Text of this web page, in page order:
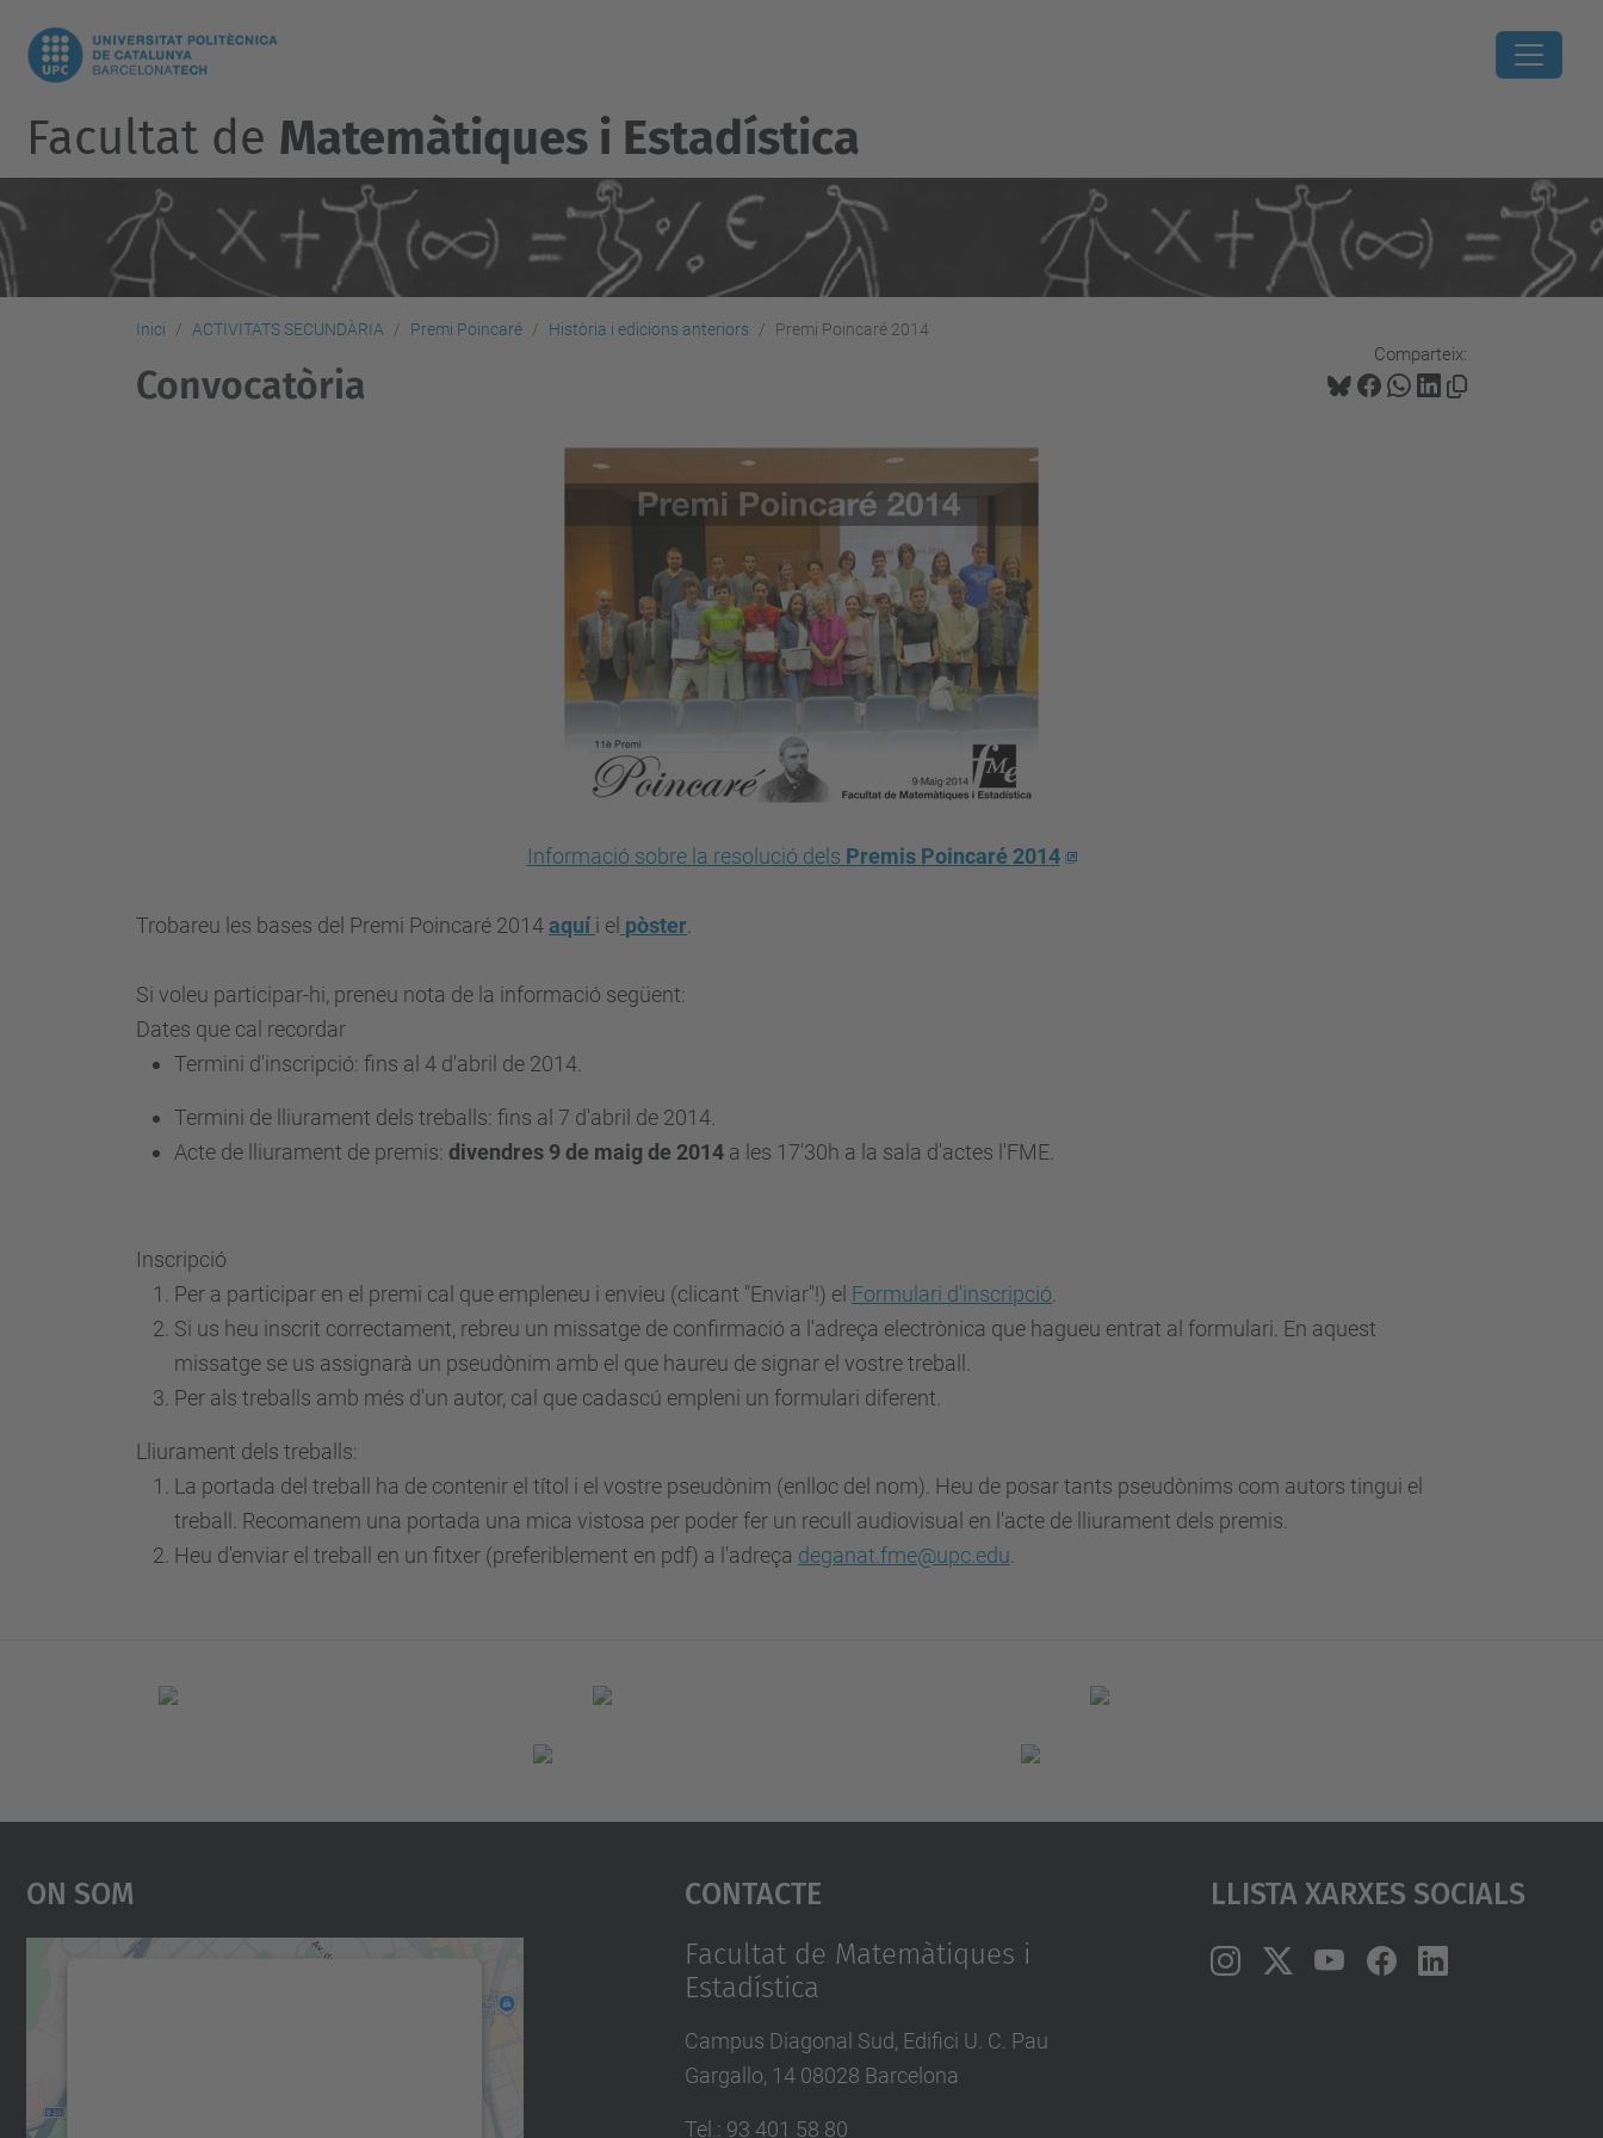
Facultat de Matemàtiques i Estadí­stica
Inici ACTIVITATS SECUNDÀRIA Premi Poincaré Història i edicions anteriors Premi Poincaré 2014
Comparteix:
Convocatòria
Informació sobre la resolució dels Premis Poincaré 2014
Trobareu les bases del Premi Poincaré 2014aquíi el pòster
Si voleu participar-hi, preneu nota de la informació següent:
Dates que cal recordar
Termini d'inscripció: fins al 4 d'abril de 2014.
Termini de lliurament dels treballs: fins al 7 d'abril de 2014.
Acte de lliurament de premis: divendres 9 de maig de 2014 a les 17'30h a la sala d'actes l'FME.
Inscripció
Per a participar en el premi cal que empleneu i envieu (clicant "Enviar"!) el Formulari d'inscripció
Si us heu inscrit correctament, rebreu un missatge de confirmació a l'adreça electrònica que hagueu entrat al formulari. En aquest
missatge se us assignarà un pseudònim amb el que haureu de signar el vostre treball.
Per als treballs amb més d'un autor, cal que cadascú empleni un formulari diferent.
Lliurament dels treballs:
La portada del treball ha de contenir el títol i el vostre pseudònim (enlloc del nom). Heu de posar tants pseudònims com autors tingui el
treball. Recomanem una portada una mica vistosa per poder fer un recull audiovisual en l'acte de lliurament dels premis.
Heu d'enviar el treball en un fitxer (preferiblement en pdf) a l'adreça deganat.fme@upc.edu
On Som Contacte
Facultat de Matemàtiques i
Estadística
Campus Diagonal Sud, Edifici U. C. Pau
Gargallo, 14 08028 Barcelona
Tel. : 93 401 58 80
Llista Xarxes Socials